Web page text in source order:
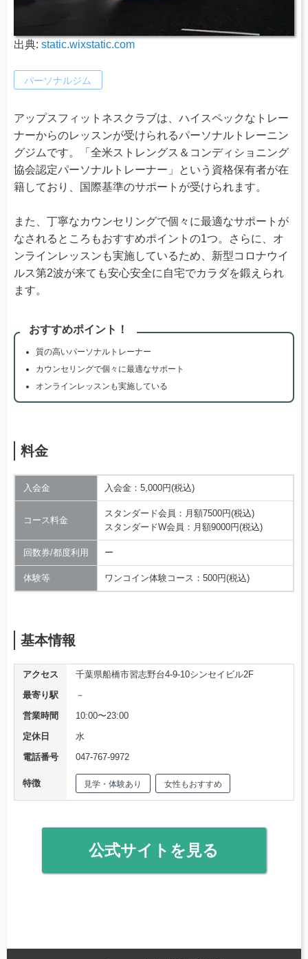
出典: static.wixstatic.com
パーソナルジム
アップスフィットネスクラブは、ハイスペックなトレー
ナーからのレッスンが受けられるパーソナルトレーニン
グジムです。「全米ストレングス＆コンディショニング
協会認定パーソナルトレーナー」という資格保有者が在
籍しており、国際基準のサポートが受けられます。
また、丁寧なカウンセリングで個々に最適なサポートが
なされるところもおすすめポイントの1つ。さらに、オ
ンラインレッスンも実施しているため、新型コロナウイ
ルス第2波が来ても安心安全に自宅でカラダを鍛えられ
ます。
おすすめポイント！
質の高いパーソナルトレーナー
カウンセリングで個々に最適なサポート
オンラインレッスンも実施している
料金
入会金 入会金：5,000円(税込)
コース料金
スタンダード会員：月額7500円(税込)
スタンダードW会員：月額9000円(税込)
回数券/都度利用 ー
体験等 ワンコイン体験コース：500円(税込)
基本情報
アクセス
千葉県船橋市習志野台4-9-10シンセイビル2F
最寄り駅
－
営業時間
10:00〜23:00
定休日
水
電話番号
047-767-9972
特徴 見学・体験あり 女性もおすすめ
公式サイトを見る